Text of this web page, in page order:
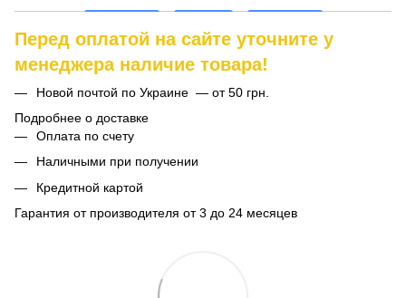
Перед оплатой на сайте уточните у
менеджера наличие товара!
Новой почтой по Украине — от 50 грн.
Подробнее о доставке
Оплата по счету
Наличными при получении
Кредитной картой
Гарантия от производителя от 3 до 24 месяцев